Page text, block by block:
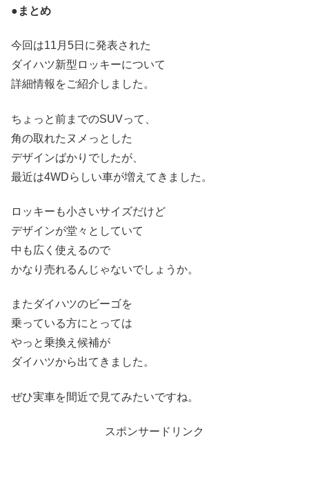
●まとめ
今回は11月5日に発表された
ダイハツ新型ロッキーについて
詳細情報をご紹介しました。
ちょっと前までのSUVって、
角の取れたヌメっとした
デザインばかりでしたが、
最近は4WDらしい車が増えてきました。
ロッキーも小さいサイズだけど
デザインが堂々としていて
中も広く使えるので
かなり売れるんじゃないでしょうか。
またダイハツのビーゴを
乗っている方にとっては
やっと乗換え候補が
ダイハツから出てきました。
ぜひ実車を間近で見てみたいですね。
スポンサードリンク